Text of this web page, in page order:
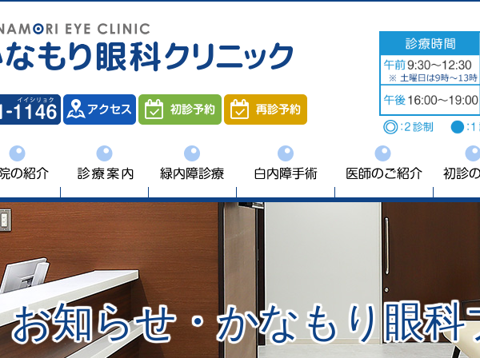
医師のご紹介 初診の方へ
よくあるご質問
お知らせ・かなもり眼科